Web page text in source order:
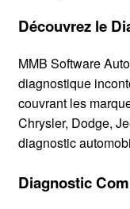
Découvrez le
MMB Software
diagnostique
couvrant les
Chrysler, Dodge,
diagnostic
Diagnostic